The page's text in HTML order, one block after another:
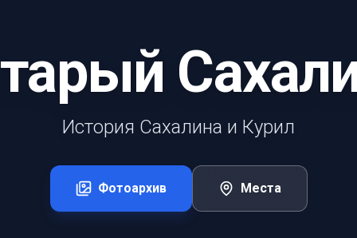
История Сахалина и Курил
Фотоархив Места